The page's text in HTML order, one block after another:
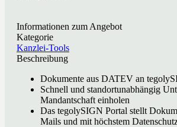
Informationen zum Angebot
Kategorie
Kanzlei-Tools
Beschreibung
Dokumente aus DATEV an
Schnell und standortunabhängig
Mandantschaft einholen
Das tegolySIGN Portal stellt
Mails und mit höchstem